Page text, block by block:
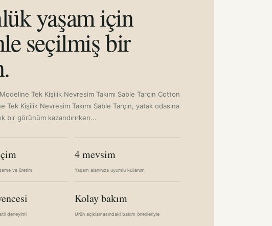
yaşam için
seçilmiş bir
Tek Kişilik Nevresim Takımı Sable Tarçın Cotton
Tek Kişilik Nevresim Takımı Sable Tarçın, yatak odasına
bir görünüm kazandırırken...
ve üretim
4 mevsim
Yaşam alanınıza uyumlu kullanım
deneyimi
Kolay bakım
Ürün açıklamasındaki bakım önerileriyle